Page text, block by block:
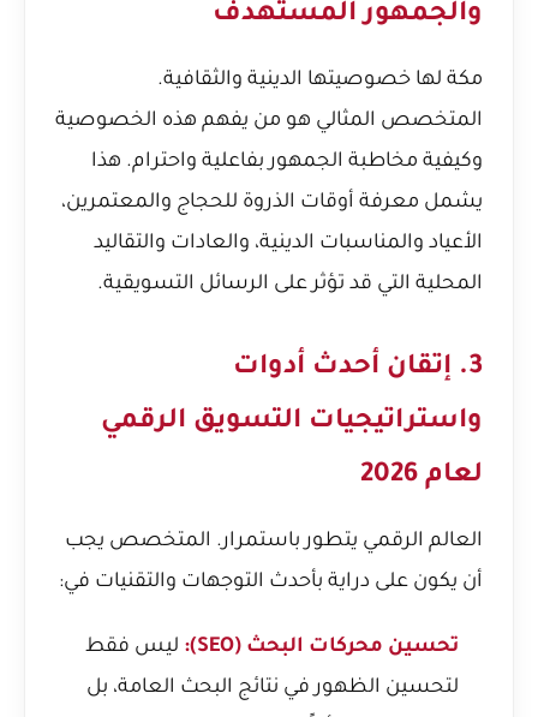
والجمهور المستهدف
مكة لها خصوصيتها الدينية والثقافية.
المتخصص المثالي هو من يفهم هذه الخصوصية
وكيفية مخاطبة الجمهور بفاعلية واحترام. هذا
يشمل معرفة أوقات الذروة للحجاج والمعتمرين،
الأعياد والمناسبات الدينية، والعادات والتقاليد
المحلية التي قد تؤثر على الرسائل التسويقية.
3. إتقان أحدث أدوات
واستراتيجيات التسويق الرقمي
لعام 2026
العالم الرقمي يتطور باستمرار. المتخصص يجب
أن يكون على دراية بأحدث التوجهات والتقنيات في:
تحسين محركات البحث (SEO):
ليس فقط
لتحسين الظهور في نتائج البحث العامة، بل